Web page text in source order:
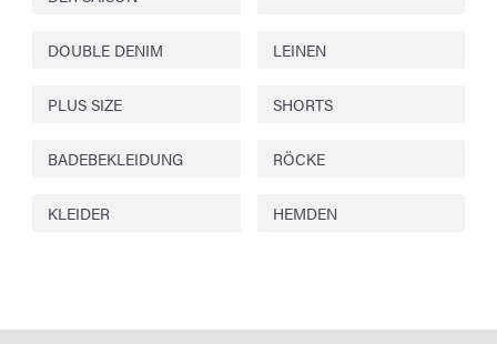
DOUBLE DENIM LEINEN
PLUS SIZE SHORTS
BADEBEKLEIDUNG RÖCKE
KLEIDER HEMDEN